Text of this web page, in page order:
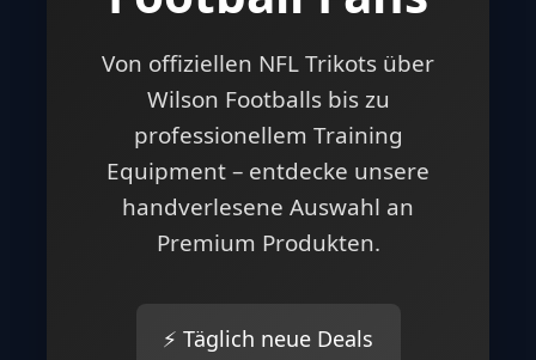
Von offiziellen NFL Trikots über
Wilson Footballs bis zu
professionellem Training
Equipment – entdecke unsere
handverlesene Auswahl an
Premium Produkten.
⚡ Täglich neue Deals